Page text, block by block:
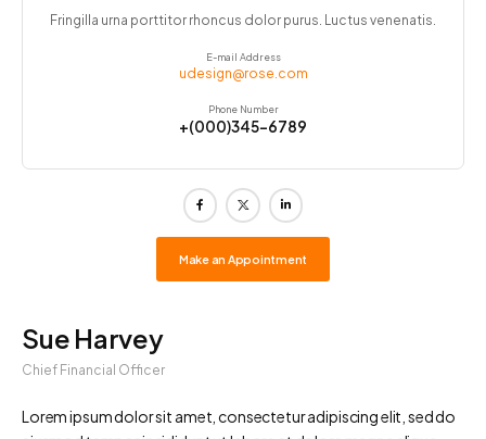
Fringilla urna porttitor rhoncus dolor purus. Luctus venenatis.
E-mail Address
udesign@rose.com
Phone Number
+(000)345-6789
Make an Appointment
Sue Harvey
Chief Financial Officer
Lorem ipsum dolor sit amet, consectetur adipiscing elit, sed do